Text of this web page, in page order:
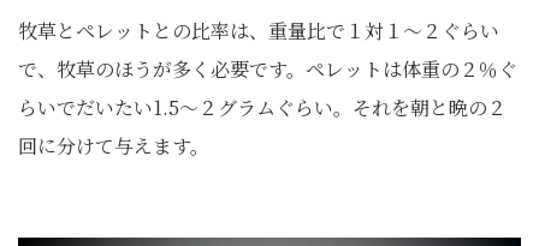
牧草とペレットとの比率は、重量比で１対１～２ぐらい
で、牧草のほうが多く必要です。ペレットは体重の２％ぐ
らいでだいたい1.5～２グラムぐらい。それを朝と晩の２
回に分けて与えます。